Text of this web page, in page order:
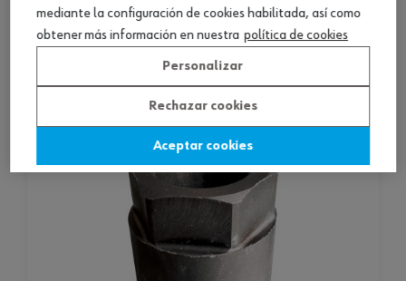
Consultar versiones
mediante la configuración de cookies habilitada, así como
obtener más información en nuestra política de cookies
Personalizar
Rechazar cookies
Aceptar cookies